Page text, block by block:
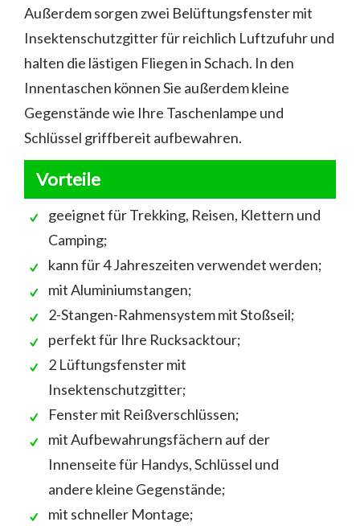
Außerdem sorgen zwei Belüftungsfenster mit
Insektenschutzgitter für reichlich Luftzufuhr und
halten die lästigen Fliegen in Schach. In den
Innentaschen können Sie außerdem kleine
Gegenstände wie Ihre Taschenlampe und
Schlüssel griffbereit aufbewahren.
Vorteile
geeignet für Trekking, Reisen, Klettern und
Camping;
kann für 4 Jahreszeiten verwendet werden;
mit Aluminiumstangen;
2-Stangen-Rahmensystem mit Stoßseil;
perfekt für Ihre Rucksacktour;
2 Lüftungsfenster mit
Insektenschutzgitter;
Fenster mit Reißverschlüssen;
mit Aufbewahrungsfächern auf der
Innenseite für Handys, Schlüssel und
andere kleine Gegenstände;
mit schneller Montage;